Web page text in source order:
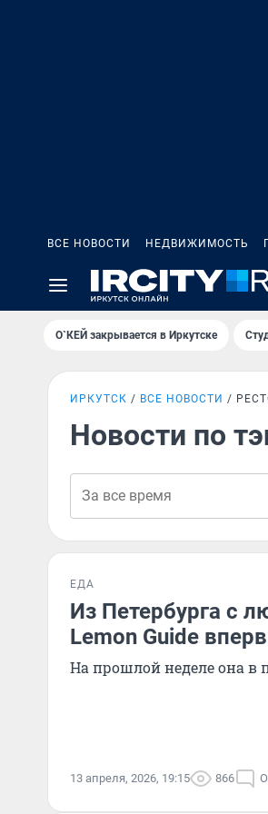
ВСЕ НОВОСТИ НЕДВИЖИМОСТЬ
О`КЕЙ закрывается в Иркутске
ИРКУТСК ВСЕ НОВОСТИ
Новости по
ЕДА
Из Петербурга с
Lemon Guide
На прошлой неделе она в
13 апреля, 2026, 19:15 866